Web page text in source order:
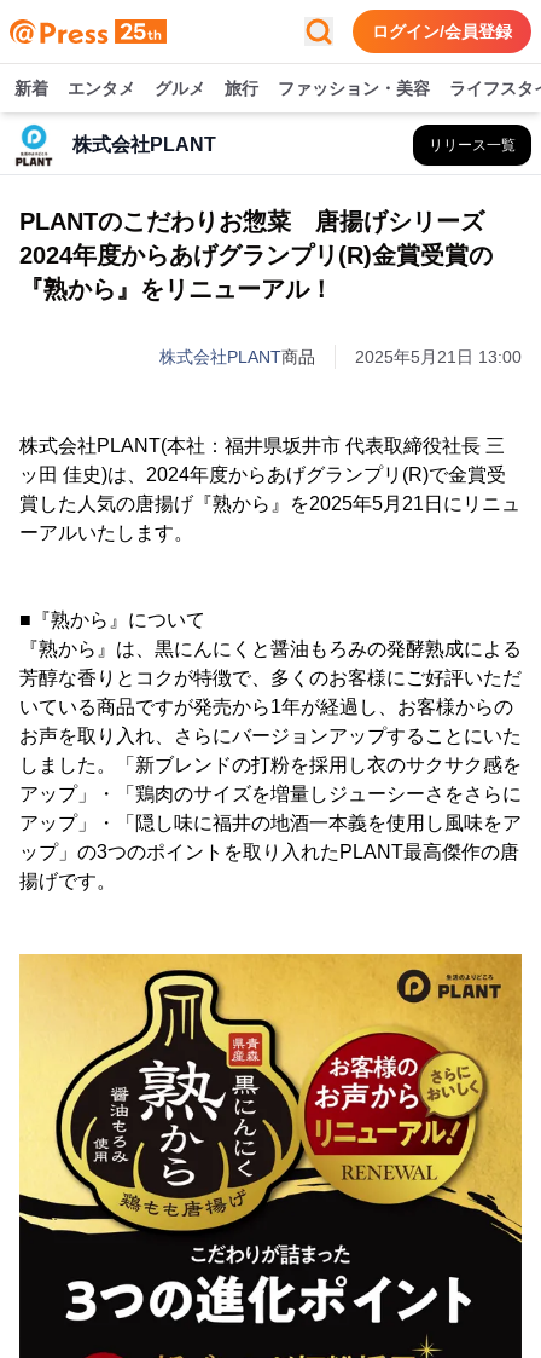
ログイン/会員登録
新着 エンタメ グルメ 旅行 ファッション・美容 ライフスタ
株式会社PLANT リリース一覧
PLANTのこだわりお惣菜 唐揚げシリーズ
2024年度からあげグランプリ(R)金賞受賞の
『熟から』をリニューアル！
株式会社PLANT商品 2025年5月21日 13:00
株式会社PLANT(本社：福井県坂井市 代表取締役社長 三
ッ田 佳史)は、2024年度からあげグランプリ(R)で金賞受
賞した人気の唐揚げ『熟から』を2025年5月21日にリニュ
ーアルいたします。
■『熟から』について
『熟から』は、黒にんにくと醤油もろみの発酵熟成による
芳醇な香りとコクが特徴で、多くのお客様にご好評いただ
いている商品ですが発売から1年が経過し、お客様からの
お声を取り入れ、さらにバージョンアップすることにいた
しました。「新ブレンドの打粉を採用し衣のサクサク感を
アップ」・「鶏肉のサイズを増量しジューシーさをさらに
アップ」・「隠し味に福井の地酒一本義を使用し風味をア
ップ」の3つのポイントを取り入れたPLANT最高傑作の唐
揚げです。